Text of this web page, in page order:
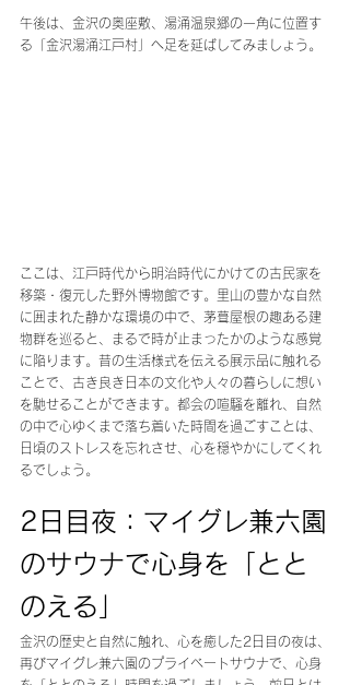
午後は、金沢の奥座敷、湯涌温泉郷の一角に位置す
る「金沢湯涌江戸村」へ足を延ばしてみましょう。
ここは、江戸時代から明治時代にかけての古民家を
移築・復元した野外博物館です。里山の豊かな自然
に囲まれた静かな環境の中で、茅葺屋根の趣ある建
物群を巡ると、まるで時が止まったかのような感覚
に陥ります。昔の生活様式を伝える展示品に触れる
ことで、古き良き日本の文化や人々の暮らしに想い
を馳せることができます。都会の喧騒を離れ、自然
の中で心ゆくまで落ち着いた時間を過ごすことは、
日頃のストレスを忘れさせ、心を穏やかにしてくれ
るでしょう。
2日目夜：マイグレ兼六園
のサウナで心身を「とと
のえる」
金沢の歴史と自然に触れ、心を癒した2日目の夜は、
再びマイグレ兼六園のプライベートサウナで、心身